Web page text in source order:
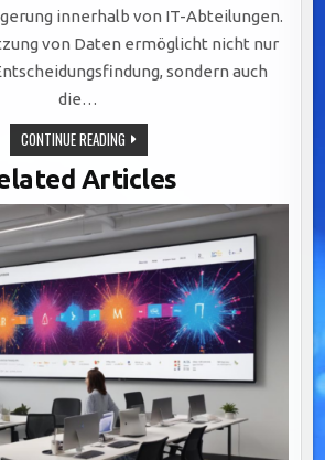
innerhalb von IT-Abteilungen.
von Daten ermöglicht nicht nur
sondern auch
die…
CONTINUE READINGEFFIZIENZSTEIGERUNG
IN
IT-
ABTEILUNGEN
DURCH
GEZIELTE
DATENSTRATEGIEN
UND
AUTOMATISIERUNG
Articles